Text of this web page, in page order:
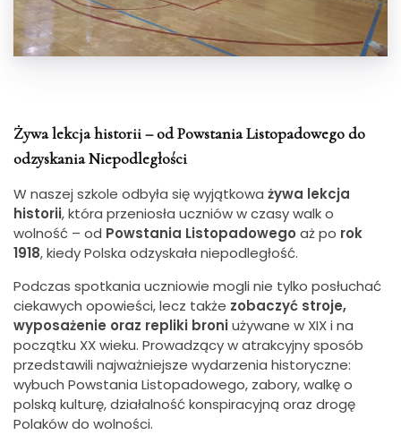
Żywa lekcja historii – od Powstania Listopadowego do
odzyskania Niepodległości
W naszej szkole odbyła się wyjątkowa żywa lekcja
historii, która przeniosła uczniów w czasy walk o
wolność – od Powstania Listopadowego aż po rok
1918, kiedy Polska odzyskała niepodległość.
Podczas spotkania uczniowie mogli nie tylko posłuchać
ciekawych opowieści, lecz także zobaczyć stroje,
wyposażenie oraz repliki broniużywane w XIX i na
początku XX wieku. Prowadzący w atrakcyjny sposób
przedstawili najważniejsze wydarzenia historyczne:
wybuch Powstania Listopadowego, zabory, walkę o
polską kulturę, działalność konspiracyjną oraz drogę
Polaków do wolności.